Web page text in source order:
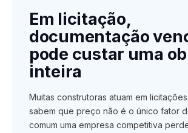
Em licitação,
documentação
pode custar uma
inteira
Muitas construtoras atuam em
sabem que preço não é o único fator
comum uma empresa competitiva